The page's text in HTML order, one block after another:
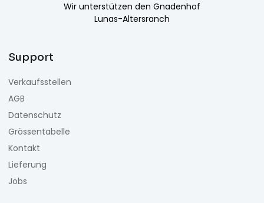
Wir unterstützen den Gnadenhof
Lunas-Altersranch
Support
Verkaufsstellen
AGB
Datenschutz
Grössentabelle
Kontakt
Lieferung
Jobs